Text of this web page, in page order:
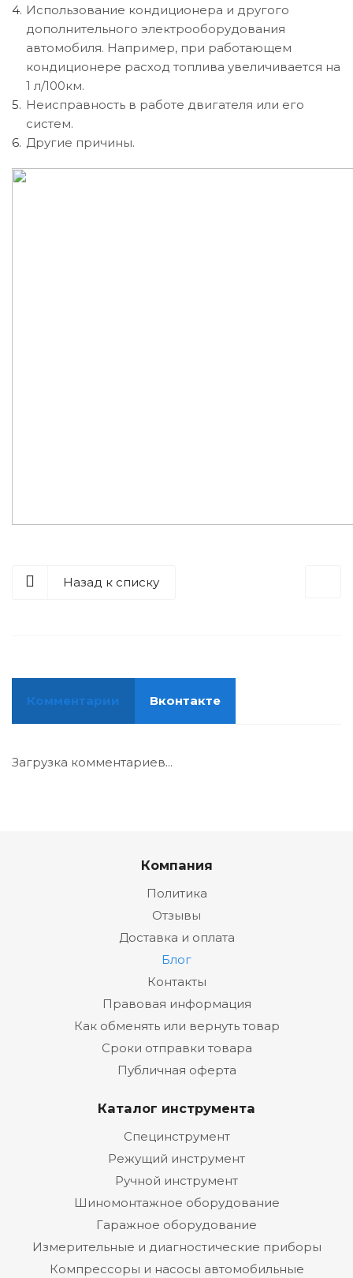
Использование кондиционера и другого
дополнительного электрооборудования
автомобиля. Например, при работающем
кондиционере расход топлива увеличивается на
1 л/100км.
Неисправность в работе двигателя или его
систем.
Другие причины.
Назад к списку
Комментарии Вконтакте
Загрузка комментариев...
Компания
Политика
Отзывы
Доставка и оплата
Блог
Контакты
Правовая информация
Как обменять или вернуть товар
Сроки отправки товара
Публичная оферта
Каталог инструмента
Специнструмент
Режущий инструмент
Ручной инструмент
Шиномонтажное оборудование
Гаражное оборудование
Измерительные и диагностические приборы
Компрессоры и насосы автомобильные